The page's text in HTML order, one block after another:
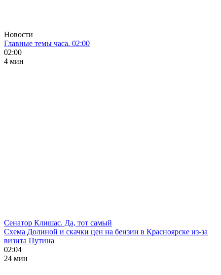
Новости
Главные темы часа. 02:00
02:00
4 мин
Сенатор Клишас. Да, тот самый
Схема Долиной и скачки цен на бензин в Красноярске из-за
визита Путина
02:04
24 мин